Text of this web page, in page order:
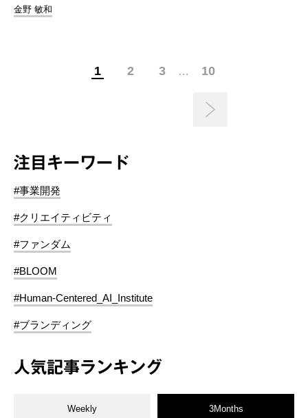
金野 敏和
1 2 3 … 10
注目キーワード
#事業開発
#クリエイティビティ
#ファンダム
#BLOOM
#Human-Centered_AI_Institute
#ブランディング
人気記事ランキング
Weekly 3Months